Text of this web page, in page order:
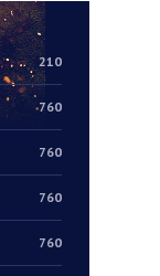
210
760
760
760
760